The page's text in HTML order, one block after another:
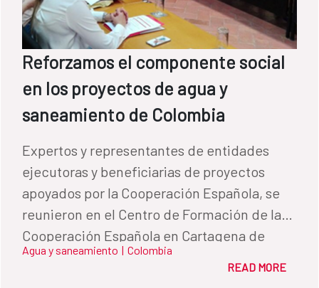
Reforzamos el componente social
en los proyectos de agua y
saneamiento de Colombia
Expertos y representantes de entidades
ejecutoras y beneficiarias de proyectos
apoyados por la Cooperación Española, se
reunieron en el Centro de Formación de la
Cooperación Española en Cartagena de
Indias para asistir al Encuentro Componente
Agua y saneamiento | Colombia
READ MORE